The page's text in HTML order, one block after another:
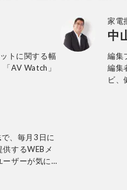
トに関する幅
AV Watch」
家電
中
編集
編集
ビ、
、毎月3日に
するWEBメ
ザーが気にな